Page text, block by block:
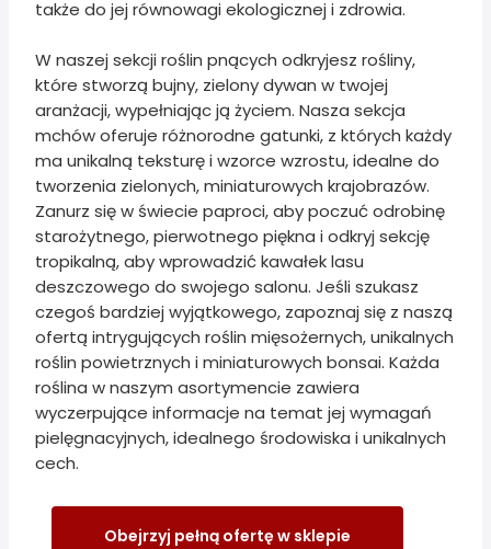
także do jej równowagi ekologicznej i zdrowia.
W naszej sekcji roślin pnących odkryjesz rośliny,
które stworzą bujny, zielony dywan w twojej
aranżacji, wypełniając ją życiem. Nasza sekcja
mchów oferuje różnorodne gatunki, z których każdy
ma unikalną teksturę i wzorce wzrostu, idealne do
tworzenia zielonych, miniaturowych krajobrazów.
Zanurz się w świecie paproci, aby poczuć odrobinę
starożytnego, pierwotnego piękna i odkryj sekcję
tropikalną, aby wprowadzić kawałek lasu
deszczowego do swojego salonu. Jeśli szukasz
czegoś bardziej wyjątkowego, zapoznaj się z naszą
ofertą intrygujących roślin mięsożernych, unikalnych
roślin powietrznych i miniaturowych bonsai. Każda
roślina w naszym asortymencie zawiera
wyczerpujące informacje na temat jej wymagań
pielęgnacyjnych, idealnego środowiska i unikalnych
cech.
Obejrzyj pełną ofertę w sklepie